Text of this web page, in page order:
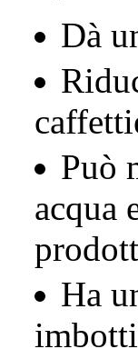
Dà
Può
acqua
Ha